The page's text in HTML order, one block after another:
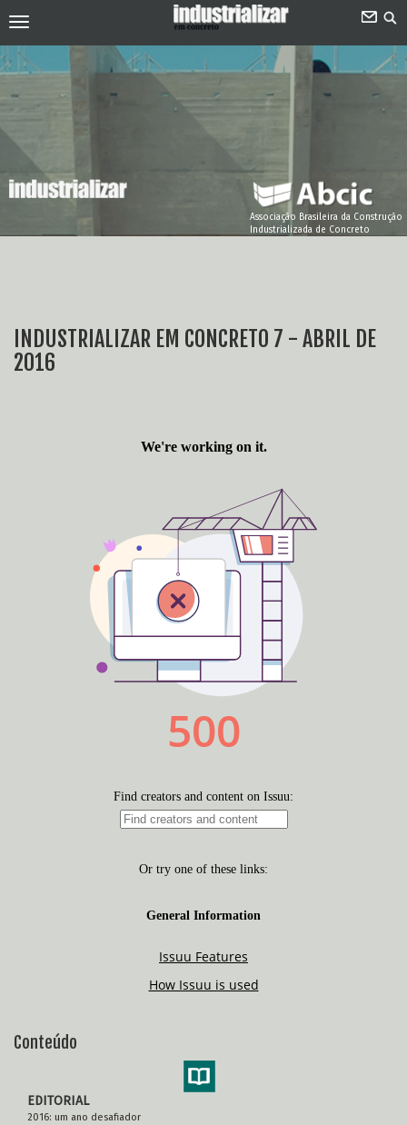
Associação Brasileira da Construção
Industrializada de Concreto
INDUSTRIALIZAR EM CONCRETO 7 - ABRIL DE
2016
Conteúdo
EDITORIAL
2016: um ano desafiador